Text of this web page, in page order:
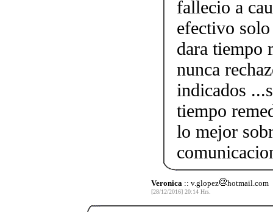
fallecio a
efectivo
dara tiempo
nunca
indicados
tiempo
lo mejor
Veronica :: v.glopez hotmail.com
[28/12/2016] 20:14 Hrs.